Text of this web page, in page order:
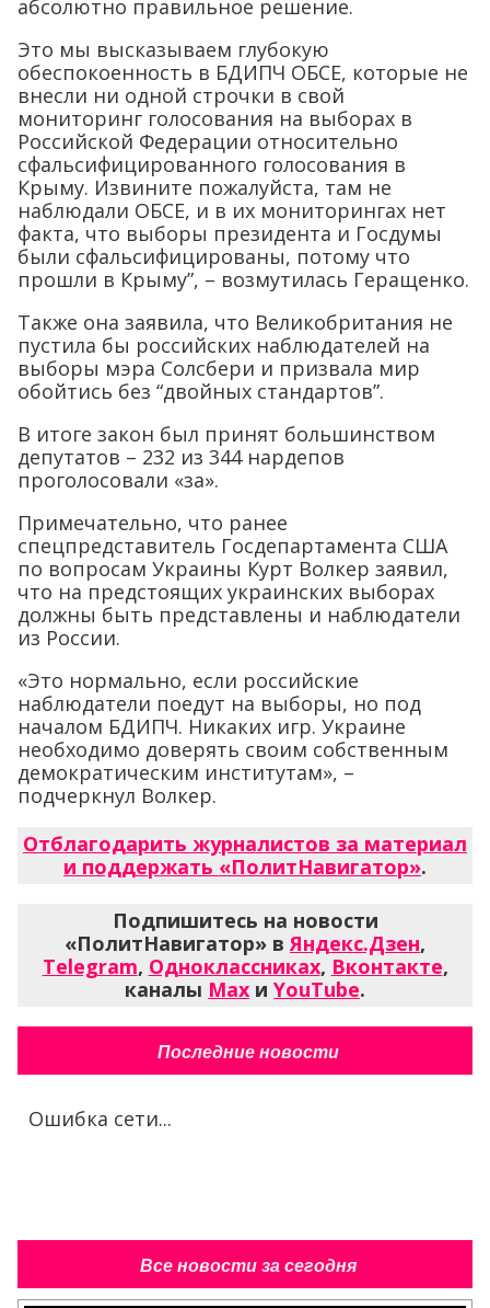
абсолютно правильное решение.
Это мы высказываем глубокую
обеспокоенность в БДИПЧ ОБСЕ, которые не
внесли ни одной строчки в свой
мониторинг голосования на выборах в
Российской Федерации относительно
сфальсифицированного голосования в
Крыму. Извините пожалуйста, там не
наблюдали ОБСЕ, и в их мониторингах нет
факта, что выборы президента и Госдумы
были сфальсифицированы, потому что
прошли в Крыму”, – возмутилась Геращенко.
Также она заявила, что Великобритания не
пустила бы российских наблюдателей на
выборы мэра Солсбери и призвала мир
обойтись без “двойных стандартов”.
В итоге закон был принят большинством
депутатов – 232 из 344 нардепов
проголосовали «за».
Примечательно, что ранее
спецпредставитель Госдепартамента США
по вопросам Украины Курт Волкер заявил,
что на предстоящих украинских выборах
должны быть представлены и наблюдатели
из России.
«Это нормально, если российские
наблюдатели поедут на выборы, но под
началом БДИПЧ. Никаких игр. Украине
необходимо доверять своим собственным
демократическим институтам», –
подчеркнул Волкер.
Отблагодарить журналистов за материал
и поддержать «ПолитНавигатор».
Подпишитесь на новости
«ПолитНавигатор» вЯндекс.Дзен,
Telegram, Одноклассниках, Вконтакте,
каналы Max и YouTube.
Последние новости
Ошибка сети...
Все новости за сегодня